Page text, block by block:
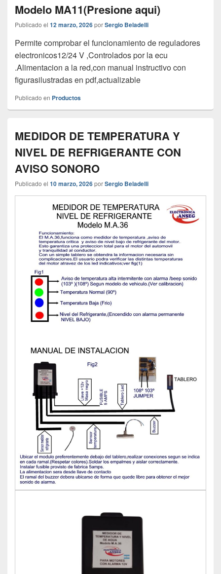
Modelo MA11(Presione aqui)
Publicado el 12 marzo, 2026porSergio Beladelli
Permite comprobar el funcionamiento de reguladores
electronicos12/24 V ,Controlados por la ecu
.Alimentacion a la red,con manual instructivo con
figurasilustradas en pdf,actualizable
Publicado en Productos
MEDIDOR DE TEMPERATURA Y
NIVEL DE REFRIGERANTE CON
AVISO SONORO
Publicado el 10 marzo, 2026porSergio Beladelli